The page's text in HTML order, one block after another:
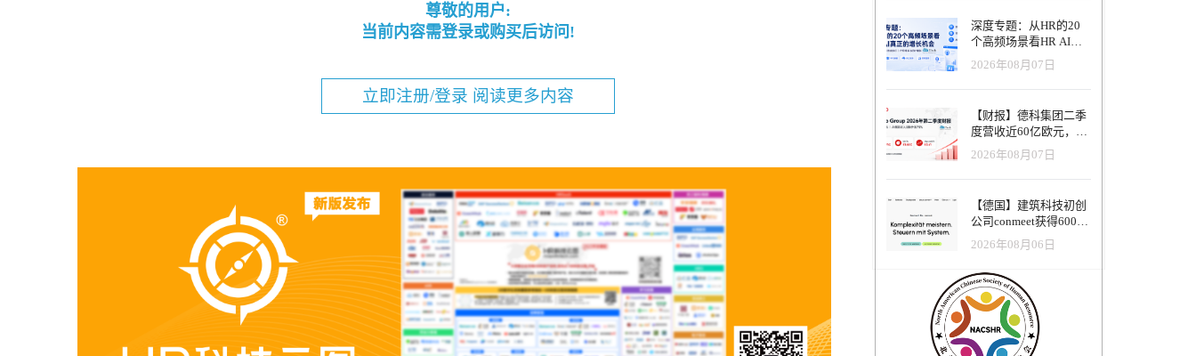
尊敬的用户:
当前内容需登录或购买后访问!
立即注册/登录 阅读更多内容
深度专题：从HR的20
个高频场景看HR AI真
正的增长机会
2026年08月07日
【财报】德科集团二季
度营收近60亿欧元，其
中AI代理已覆盖50%收
入，招聘服务进入运营
重构阶段
2026年08月07日
【德国】建筑科技初创
公司conmeet获得600万
欧元种子轮融资，用于
打造面向贸易和建筑行
业的AI操作系统
2026年08月06日